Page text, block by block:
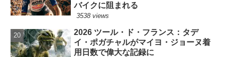
バイクに阻まれる
3538 views
2026 ツール・ド・フランス：タデ
イ・ポガチャルがマイヨ・ジョーヌ着
用日数で偉大な記録に